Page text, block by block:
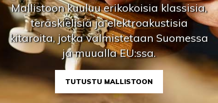
Mallistoon kuuluu erikokoisia klassisia,
teräskielisiä ja elektroakustisia
kitaroita, jotka valmistetaan Suomessa
ja muualla EU:ssa.
TUTUSTU MALLISTOON